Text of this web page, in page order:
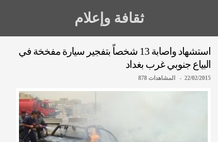
ثقافة وإعلام
استشهاد واصابة 13 شخصاً بتفجير سيارة مفخخة في
البياع جنوبي غرب بغداد
22/02/2015 - المشاهدات 878